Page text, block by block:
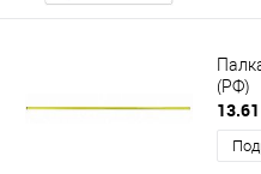
(РФ)